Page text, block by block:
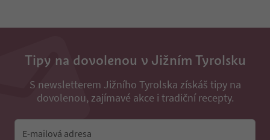
Tipy na dovolenou v Jižním Tyrolsku
S newsletterem Jižního Tyrolska získáš tipy na
dovolenou, zajímavé akce i tradiční recepty.
E-mailová adresa